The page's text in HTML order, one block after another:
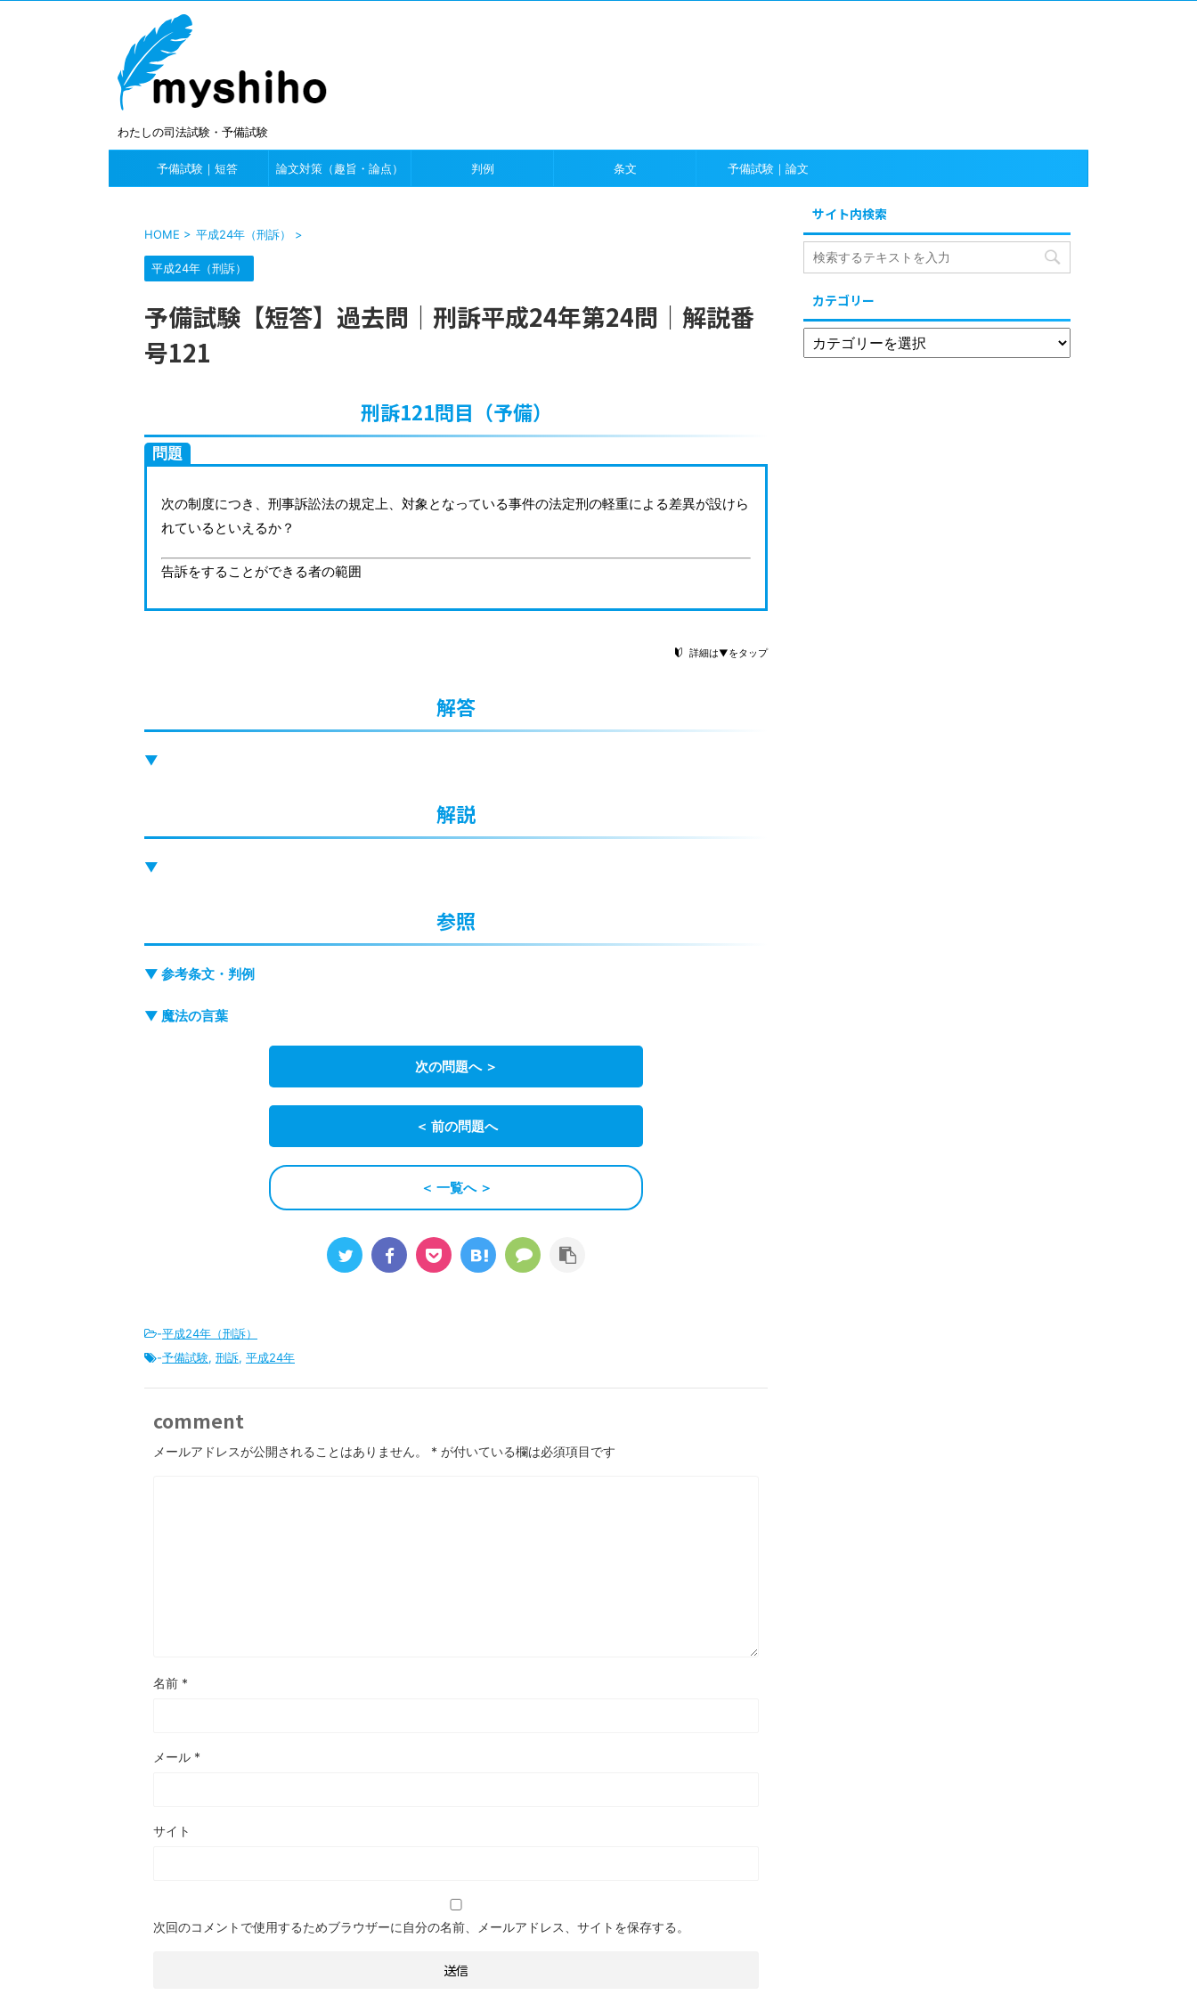
わたしの司法試験・予備試験
予備試験｜短答 論文対策（趣旨・論点） 判例 条文 予備試験｜論文
HOME > 平成24年（刑訴） >
平成24年（刑訴）
予備試験【短答】過去問｜刑訴平成24年第24問｜解説番
号121
刑訴121問目（予備）
問題
次の制度につき、刑事訴訟法の規定上、対象となっている事件の法定刑の軽重による差異が設けら
れているといえるか？
告訴をすることができる者の範囲
詳細は▼をタップ
解答
▼
解説
▼
参照
▼ 参考条文・判例
▼ 魔法の言葉
次の問題へ ＞
＜ 前の問題へ
＜ 一覧へ ＞
-平成24年（刑訴）
-予備試験, 刑訴, 平成24年
comment
メールアドレスが公開されることはありません。 * が付いている欄は必須項目です
名前 *
メール *
サイト
次回のコメントで使用するためブラウザーに自分の名前、メールアドレス、サイトを保存する。
サイト内検索
カテゴリー